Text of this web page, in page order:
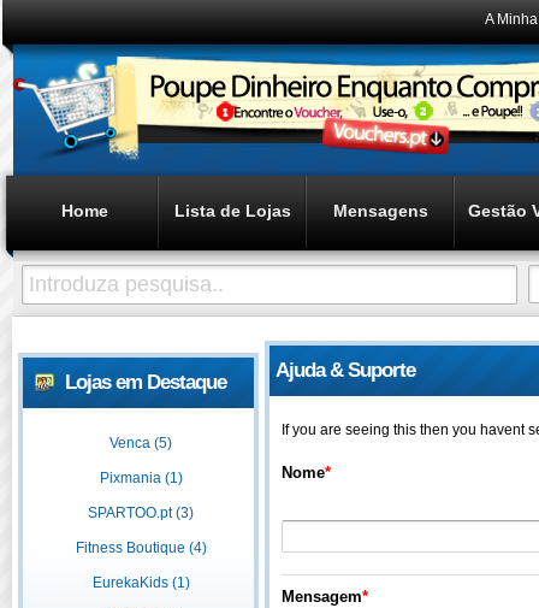
A
Home Lista de Lojas Mensagens Gestão
Lojas em Destaque
Venca (5)
Pixmania (1)
SPARTOO.pt (3)
Fitness Boutique (4)
EurekaKids (1)
Ajuda & Suporte
If you are seeing this then you havent
Nome*
Mensagem*